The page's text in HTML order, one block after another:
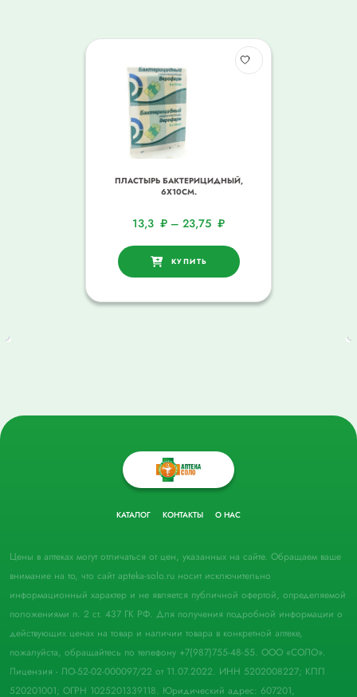
ПЛАСТЫРЬ БАКТЕРИЦИДНЫЙ,
6Х10СМ.
13,3 ₽ – 23,75 ₽
КУПИТЬ
КАТАЛОГ КОНТАКТЫ О НАС
Цены в аптеках могут отличаться от цен, указанных на сайте. Обращаем ваше
внимание на то, что сайт apteka-solo.ru носит исключительно
информационный характер и не является публичной офертой, определяемой
положениями п. 2 ст. 437 ГК РФ. Для получения подробной информации о
действующих ценах на товар и наличии товара в конкретной аптеке,
пожалуйста, обращайтесь по телефону +7(987)755-48-55. ООО «СОЛО».
Лицензия - ЛО-52-02-000097/22 от 11.07.2022. ИНН 5202008227; КПП
520201001; ОГРН 1025201339118. Юридический адрес: 607201,